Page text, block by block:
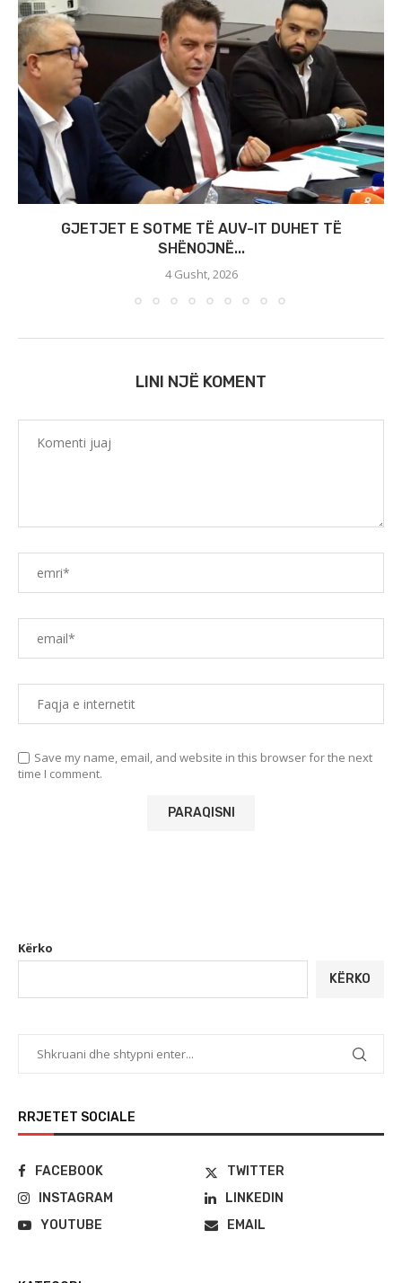
GJETJET E SOTME TË AUV-IT DUHET TË
SHËNOJNË...
4 Gusht, 2026
LINI NJË KOMENT
Save my name, email, and website in this browser for the next
time I comment.
Kërko
KËRKO
RRJETET SOCIALE
FACEBOOK
TWITTER
INSTAGRAM
LINKEDIN
YOUTUBE
EMAIL